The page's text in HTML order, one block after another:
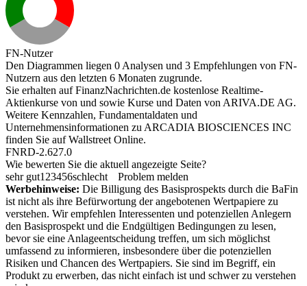
FN-Nutzer
Den Diagrammen liegen 0 Analysen und 3 Empfehlungen von FN-
Nutzern aus den letzten 6 Monaten zugrunde.
Sie erhalten auf FinanzNachrichten.de kostenlose Realtime-
Aktienkurse von und sowie Kurse und Daten von ARIVA.DE AG.
Weitere Kennzahlen, Fundamentaldaten und
Unternehmensinformationen zu ARCADIA BIOSCIENCES INC
finden Sie aufWallstreet Online.
FNRD-2.627.0
Wie bewerten Sie die aktuell angezeigte Seite?
sehr gut1 23456schlecht
Problem melden
Werbehinweise: Die Billigung des Basisprospekts durch die BaFin
ist nicht als ihre Befürwortung der angebotenen Wertpapiere zu
verstehen. Wir empfehlen Interessenten und potenziellen Anlegern
den Basisprospekt und die Endgültigen Bedingungen zu lesen,
bevor sie eine Anlageentscheidung treffen, um sich möglichst
umfassend zu informieren, insbesondere über die potenziellen
Risiken und Chancen des Wertpapiers. Sie sind im Begriff, ein
Produkt zu erwerben, das nicht einfach ist und schwer zu verstehen